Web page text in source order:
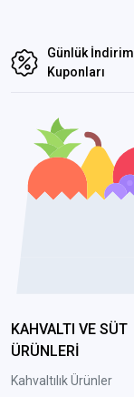
Günlük İndirim
Kuponları
KAHVALTI VE SÜT
ÜRÜNLERİ
Kahvaltılık Ürünler